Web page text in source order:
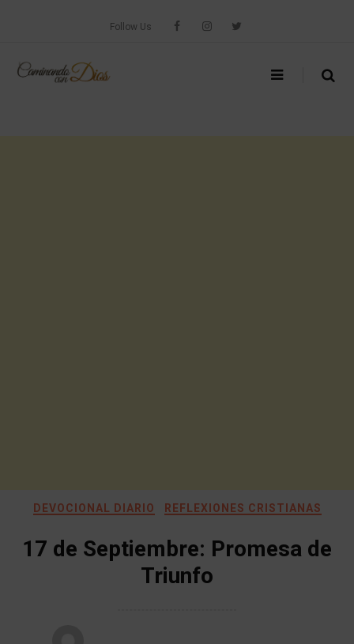
Follow Us
DEVOCIONAL DIARIO REFLEXIONES CRISTIANAS
17 de Septiembre: Promesa de
Triunfo